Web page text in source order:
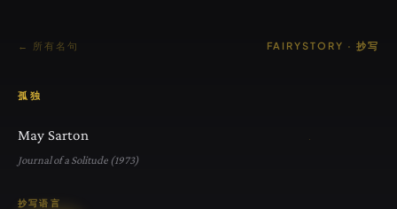
← 所有名句 FAIRYSTORY · 抄写
孤独
May Sarton
Journal of a Solitude (1973)
抄写语言